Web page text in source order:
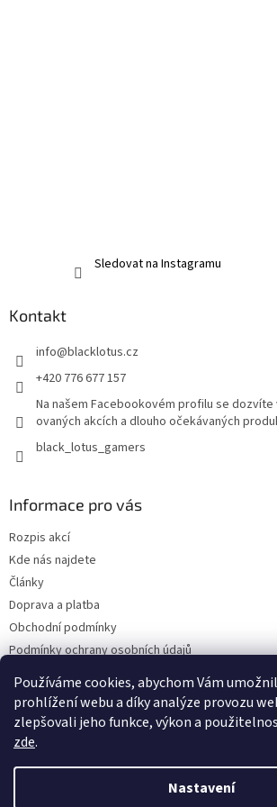
Používáme cookies, abychom Vám
prohlížení webu a díky analýze provozu
zlepšovali jeho funkce, výkon a
zde.
Nastavení
Sledovat na Instagramu
Kontakt
info@blacklotus.cz
+420 776 677 157
Na našem Facebookovém profilu se dozvíte
ovaných akcích a dlouho očekávaných
black_lotus_gamers
Informace pro vás
Rozpis akcí
Kde nás najdete
Články
Doprava a platba
Obchodní podmínky
Podmínky ochrany osobních údajů
Bonusový program - kredity
Odběr Newsletterů